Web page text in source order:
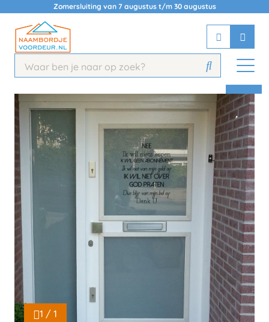
Zomersluiting van 7 augustus t/m 30 augustus
Chat 24/7 met onze chatbot voor
Contact
1 / 1